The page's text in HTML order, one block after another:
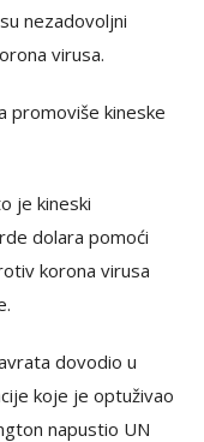
nezadovoljni
virusa.
promoviše kineske
je kineski
dolara pomoći
korona virusa
dovodio u
koje je optuživao
napustio UN